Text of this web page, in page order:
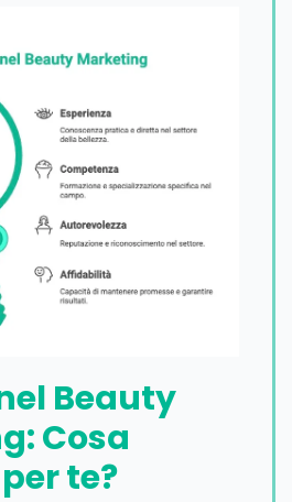
Beauty
Cosa
te?